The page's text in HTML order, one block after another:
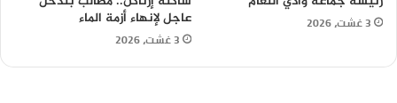
3 غشت، 2026
عاجل لإنهاء أزمة الماء
3 غشت، 2026